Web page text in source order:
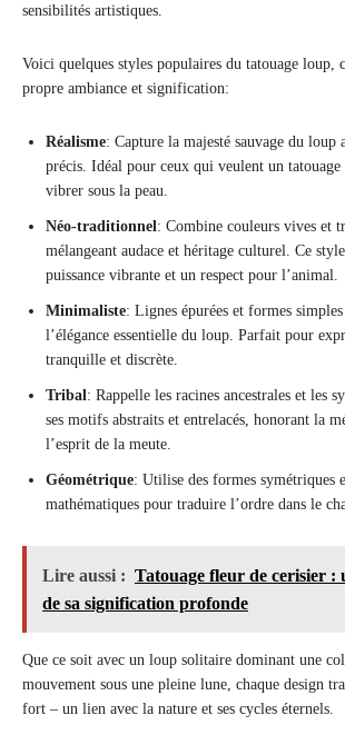
sensibilités artistiques.
Voici quelques styles populaires du tatouage loup,
propre ambiance et signification:
Réalisme: Capture la majesté sauvage du loup
précis. Idéal pour ceux qui veulent un
vibrer sous la peau.
Néo-traditionnel : Combine couleurs vives et
mélangeant audace et héritage culturel. Ce
puissance vibrante et un respect pour l’animal.
Minimaliste: Lignes épurées et formes
l’élégance essentielle du loup. Parfait pour
tranquille et discrète.
Tribal : Rappelle les racines ancestrales et les
ses motifs abstraits et entrelacés, honorant la
l’esprit de la meute.
Géométrique: Utilise des formes symétriques
mathématiques pour traduire l’ordre dans le
Lire aussi : Tatouage fleur de cerisier :
de sa signification profonde
Que ce soit avec un loup solitaire dominant une
mouvement sous une pleine lune, chaque design
fort – un lien avec la nature et ses cycles éternels.